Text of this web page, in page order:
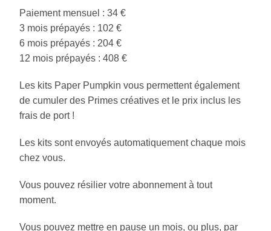
Paiement mensuel : 34 €
3 mois prépayés : 102 €
6 mois prépayés : 204 €
12 mois prépayés : 408 €
Les kits Paper Pumpkin vous permettent également
de cumuler des Primes créatives et le prix inclus les
frais de port !
Les kits sont envoyés automatiquement chaque mois
chez vous.
Vous pouvez résilier votre abonnement à tout
moment.
Vous pouvez mettre en pause un mois, ou plus, par